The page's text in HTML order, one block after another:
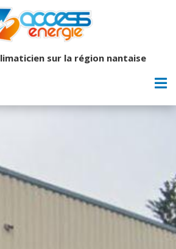
sur la région nantaise
